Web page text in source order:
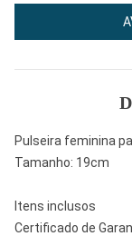
Pulseira feminina
Tamanho: 19cm
Itens inclusos
Certificado de